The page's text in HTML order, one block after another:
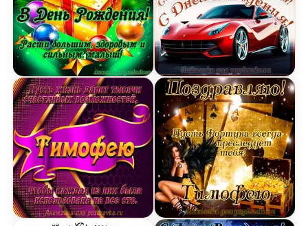
Открытка Тимофею в День Рождения, расти
Открытка с Днём Рождения Тимофею с
Открытка Тимофею на
Открытка Тимофею в